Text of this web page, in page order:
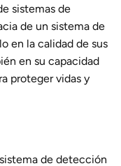
sistemas de
de un sistema de
en la calidad de sus
en su capacidad
proteger vidas y
de detección